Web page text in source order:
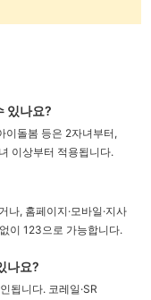
있나요?
이돌봄 등은 2자녀부터,
이상부터 적용됩니다.
, 홈페이지·모바일·지사
이 123으로 가능합니다.
나요?
됩니다. 코레일·SR